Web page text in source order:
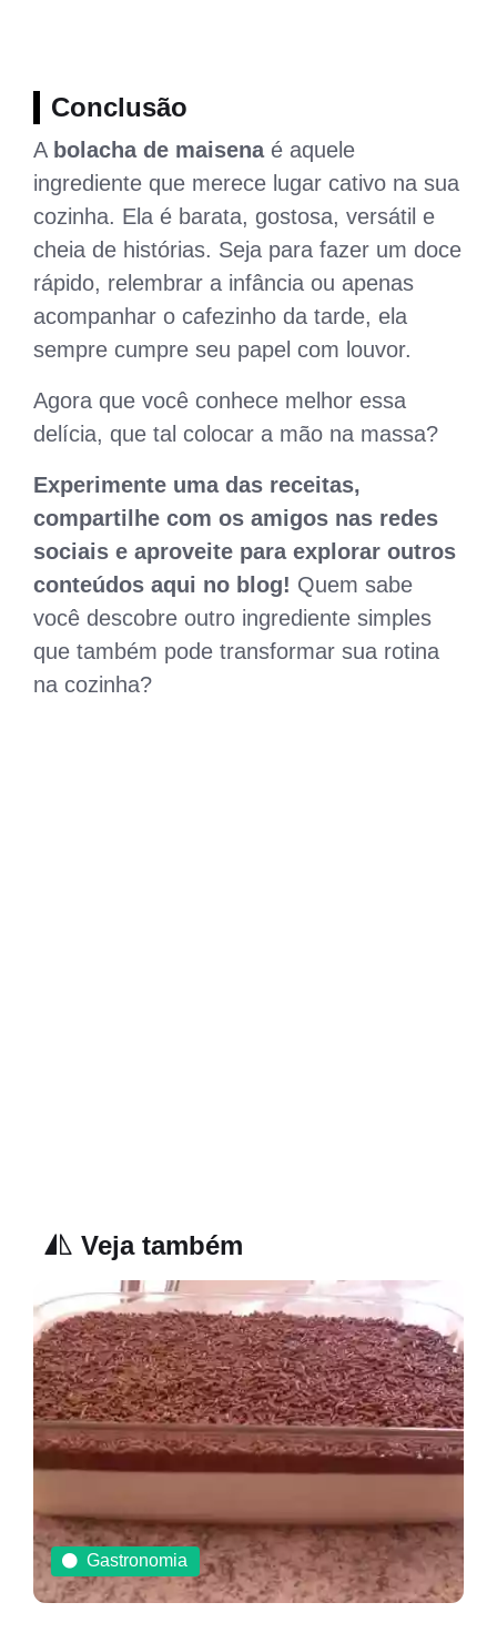
Conclusão
A bolacha de maisenaé aquele
ingrediente que merece lugar cativo na sua
cozinha. Ela é barata, gostosa, versátil e
cheia de histórias. Seja para fazer um doce
rápido, relembrar a infância ou apenas
acompanhar o cafezinho da tarde, ela
sempre cumpre seu papel com louvor.
Agora que você conhece melhor essa
delícia, que tal colocar a mão na massa?
Experimente uma das receitas,
compartilhe com os amigos nas redes
sociais e aproveite para explorar outros
conteúdos aqui no blog! Quem sabe
você descobre outro ingrediente simples
que também pode transformar sua rotina
na cozinha?
Veja também
Gastronomia